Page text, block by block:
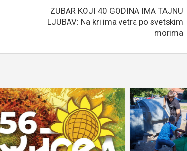
ZUBAR KOJI 40 GODINA IMA TAJNU
LJUBAV: Na krilima vetra po svetskim
morima